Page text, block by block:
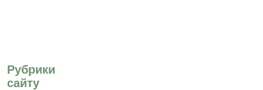
Рубрики
сайту